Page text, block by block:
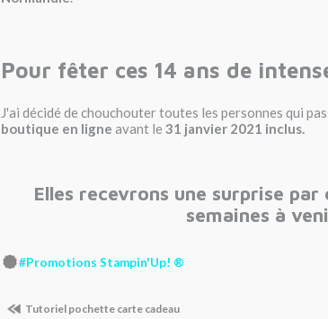
Pour fêter ces 14 ans de
J'ai décidé de chouchouter toutes les personnes qui
boutique en ligne avant le 31 janvier 2021 inclus.
Elles recevrons une surprise
semaines à
#Promotions Stampin'Up! ®
Tutoriel pochette carte cadeau